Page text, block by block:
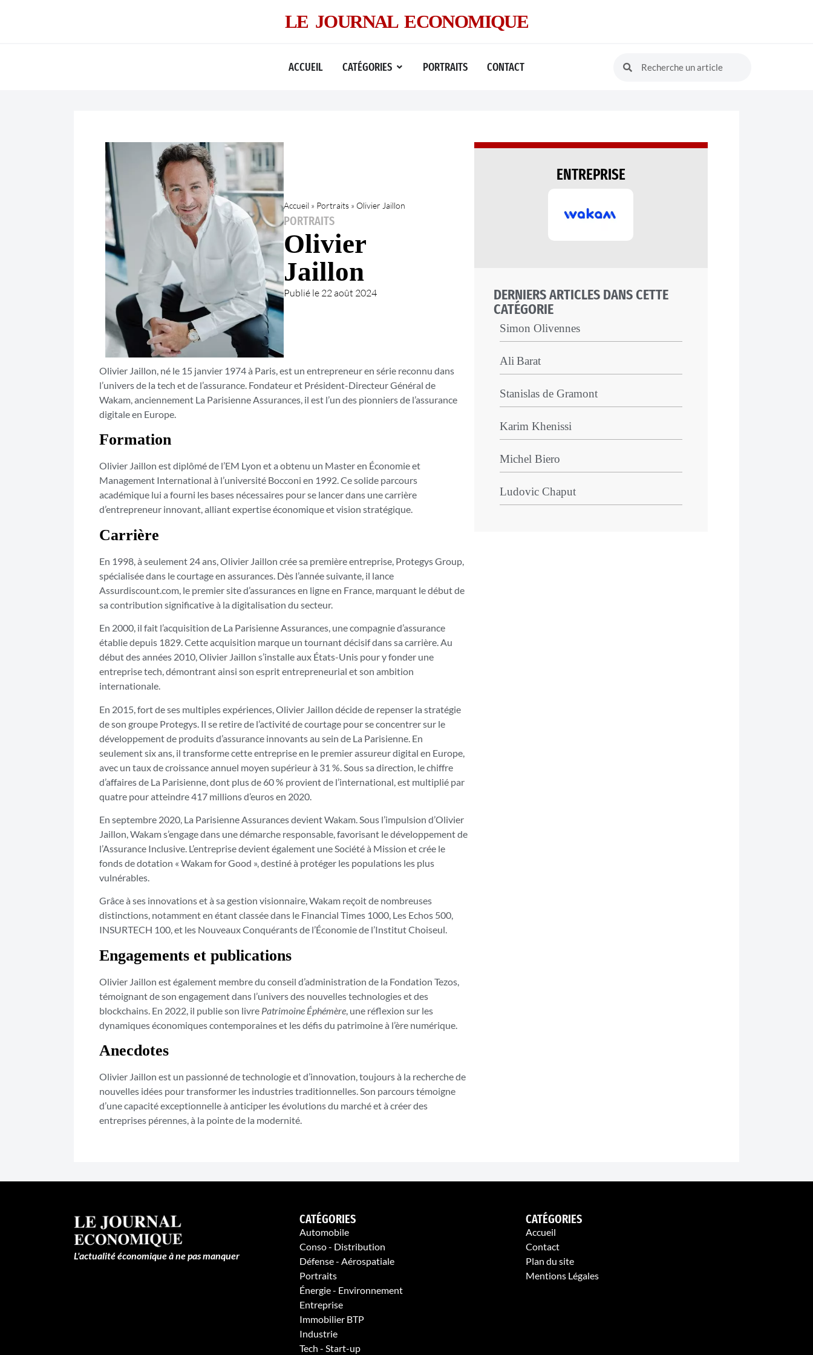
LE JOURNAL ECONOMIQUE
ACCUEIL CATÉGORIES PORTRAITS CONTACT
Accueil » Portraits» Olivier Jaillon
PORTRAITS
Olivier
Jaillon
Publié le 22 août 2024
Olivier Jaillon, né le 15 janvier 1974 à Paris, est un entrepreneur en série reconnu dans
l’univers de la tech et de l’assurance. Fondateur et Président-Directeur Général de
Wakam, anciennement La Parisienne Assurances, il est l’un des pionniers de l’assurance
digitale en Europe.
Formation
Olivier Jaillon est diplômé de l’EM Lyon et a obtenu un Master en Économie et
Management International à l’université Bocconi en 1992. Ce solide parcours
académique lui a fourni les bases nécessaires pour se lancer dans une carrière
d’entrepreneur innovant, alliant expertise économique et vision stratégique.
Carrière
En 1998, à seulement 24 ans, Olivier Jaillon crée sa première entreprise, Protegys Group,
spécialisée dans le courtage en assurances. Dès l’année suivante, il lance
Assurdiscount.com, le premier site d’assurances en ligne en France, marquant le début de
sa contribution significative à la digitalisation du secteur.
En 2000, il fait l’acquisition de La Parisienne Assurances, une compagnie d’assurance
établie depuis 1829. Cette acquisition marque un tournant décisif dans sa carrière. Au
début des années 2010, Olivier Jaillon s’installe aux États-Unis pour y fonder une
entreprise tech, démontrant ainsi son esprit entrepreneurial et son ambition
internationale.
En 2015, fort de ses multiples expériences, Olivier Jaillon décide de repenser la stratégie
de son groupe Protegys. Il se retire de l’activité de courtage pour se concentrer sur le
développement de produits d’assurance innovants au sein de La Parisienne. En
seulement six ans, il transforme cette entreprise en le premier assureur digital en Europe,
avec un taux de croissance annuel moyen supérieur à 31 %. Sous sa direction, le chiffre
d’affaires de La Parisienne, dont plus de 60 % provient de l’international, est multiplié par
quatre pour atteindre 417 millions d’euros en 2020.
En septembre 2020, La Parisienne Assurances devient Wakam. Sous l’impulsion d’Olivier
Jaillon, Wakam s’engage dans une démarche responsable, favorisant le développement de
l’Assurance Inclusive. L’entreprise devient également une Société à Mission et crée le
fonds de dotation « Wakam for Good », destiné à protéger les populations les plus
vulnérables.
Grâce à ses innovations et à sa gestion visionnaire, Wakam reçoit de nombreuses
distinctions, notamment en étant classée dans le Financial Times 1000, Les Echos 500,
INSURTECH 100, et les Nouveaux Conquérants de l’Économie de l’Institut Choiseul.
Engagements et publications
Olivier Jaillon est également membre du conseil d’administration de la Fondation Tezos,
témoignant de son engagement dans l’univers des nouvelles technologies et des
blockchains. En 2022, il publie son livre Patrimoine Éphémère , une réflexion sur les
dynamiques économiques contemporaines et les défis du patrimoine à l’ère numérique.
Anecdotes
Olivier Jaillon est un passionné de technologie et d’innovation, toujours à la recherche de
nouvelles idées pour transformer les industries traditionnelles. Son parcours témoigne
d’une capacité exceptionnelle à anticiper les évolutions du marché et à créer des
entreprises pérennes, à la pointe de la modernité.
ENTREPRISE
DERNIERS ARTICLES DANS CETTE
CATÉGORIE
Simon Olivennes
Ali Barat
Stanislas de Gramont
Karim Khenissi
Michel Biero
Ludovic Chaput
L'actualité économique à ne pas manquer
CATÉGORIES
Automobile
Conso - Distribution
Défense - Aérospatiale
Portraits
Énergie - Environnement
Entreprise
Immobilier BTP
Industrie
Tech - Start-up
CATÉGORIES
Accueil
Contact
Plan du site
Mentions Légales